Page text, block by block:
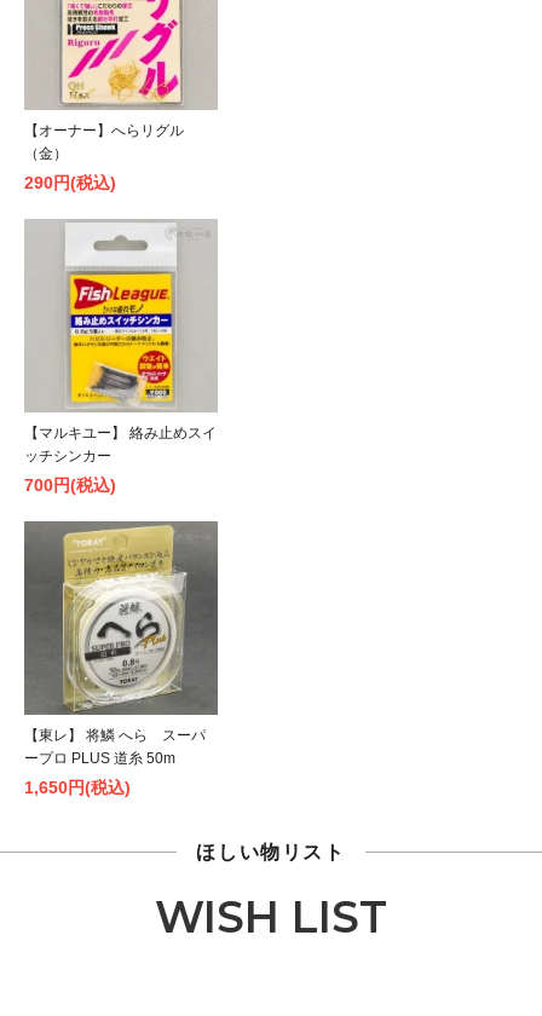
【オーナー】へらリグル
（金）
290円(税込)
【マルキユー】 絡み止めスイ
ッチシンカー
700円(税込)
【東レ】 将鱗 へら スーパ
ープロ PLUS 道糸 50m
1,650円(税込)
ほしい物リスト
WISH LIST